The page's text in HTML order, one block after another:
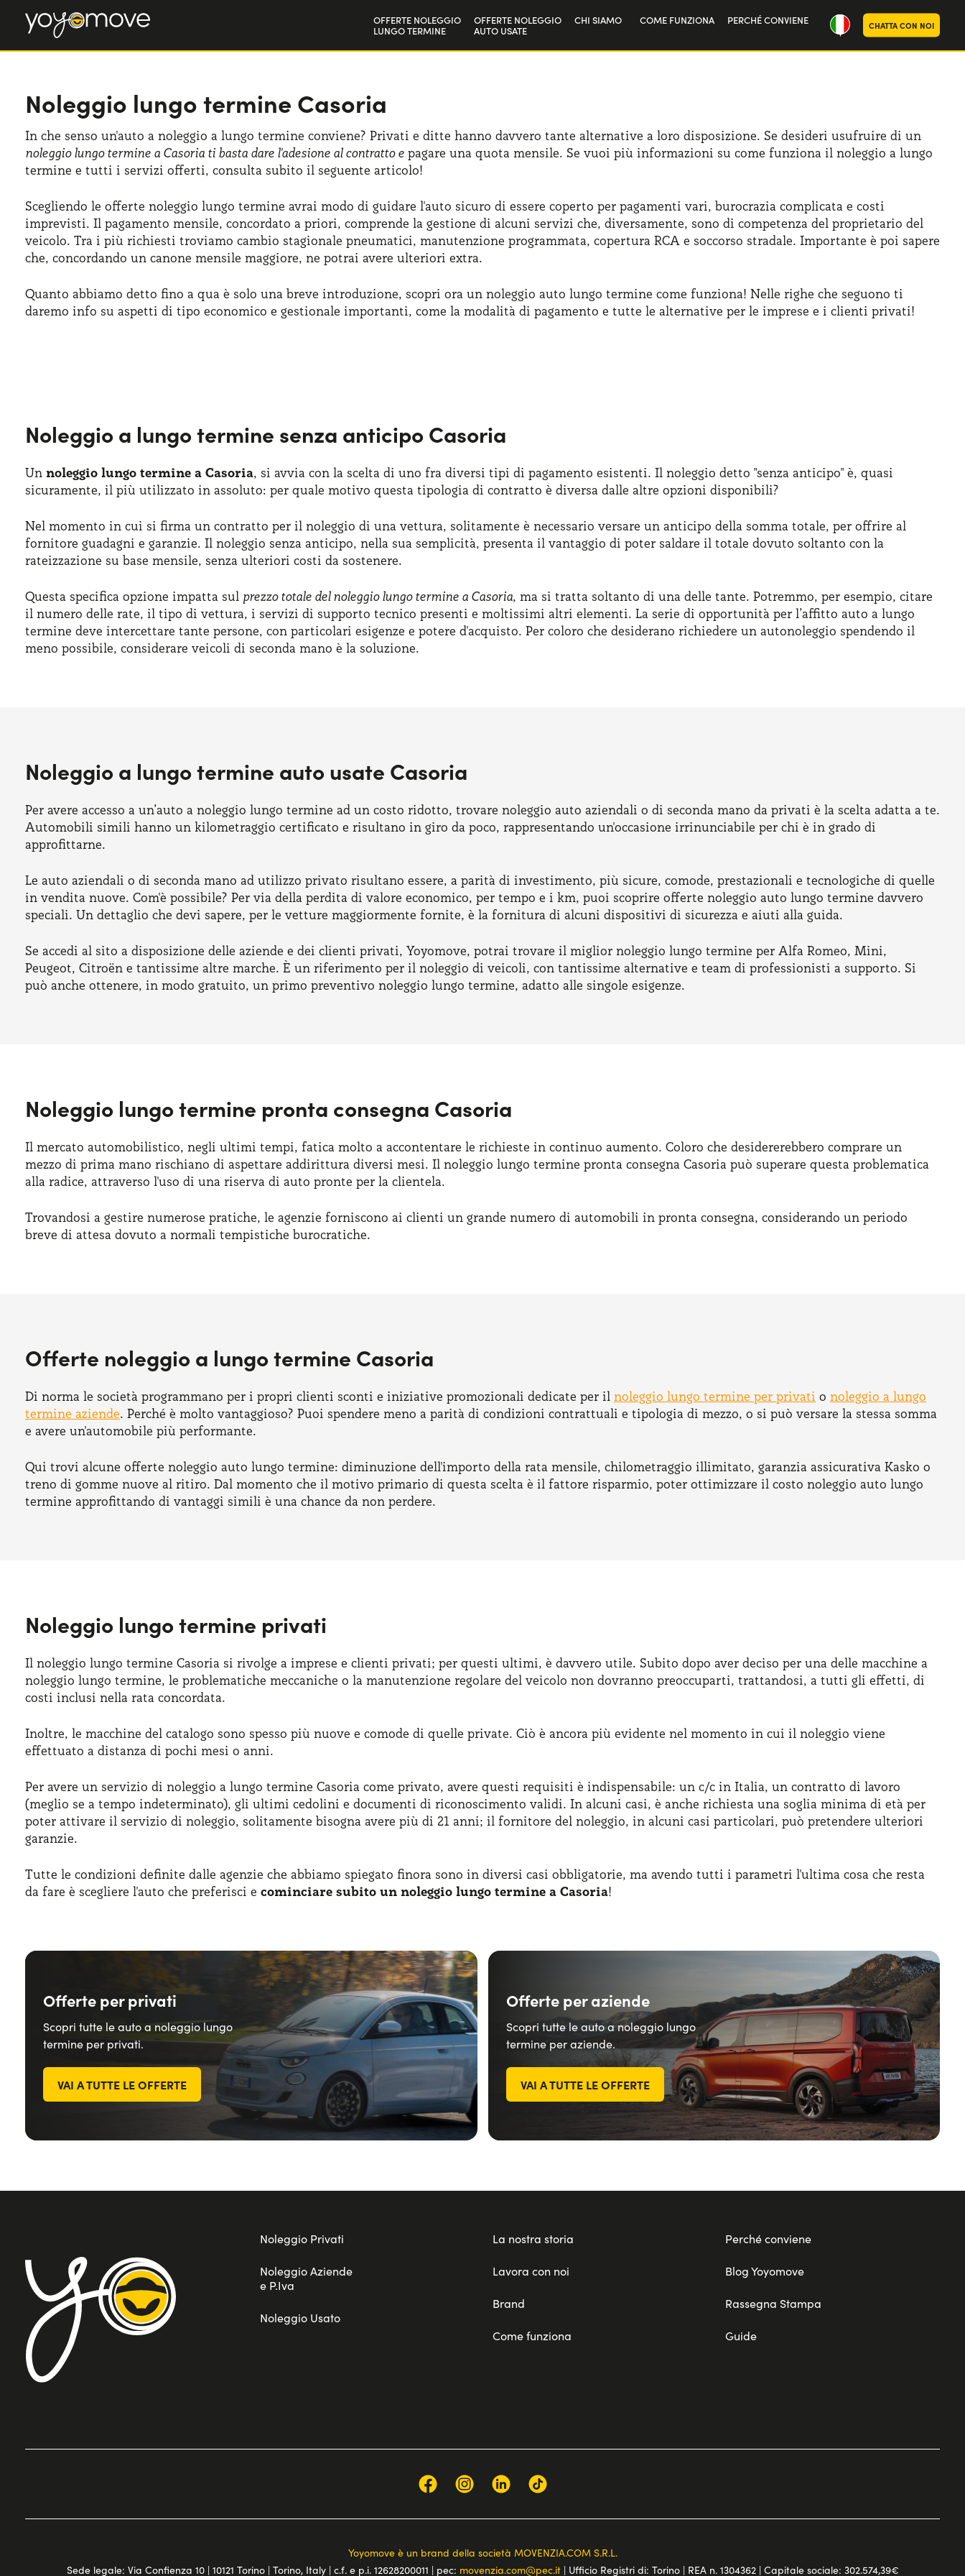
OFFERTE NOLEGGIO
LUNGO TERMINE
OFFERTE NOLEGGIO
AUTO USATE
CHI SIAMO COME FUNZIONA PERCHÉ CONVIENE CHATTA CON NOI
Noleggio lungo termine Casoria
In che senso un'auto a noleggio a lungo termine conviene? Privati e ditte hanno davvero tante alternative a loro disposizione. Se desideri usufruire di un
noleggio lungo termine a Casoria ti basta dare l'adesione al contratto e pagare una quota mensile. Se vuoi più informazioni su come funziona il noleggio a lungo
termine e tutti i servizi offerti, consulta subito il seguente articolo!
Scegliendo le offerte noleggio lungo termine avrai modo di guidare l'auto sicuro di essere coperto per pagamenti vari, burocrazia complicata e costi
imprevisti. Il pagamento mensile, concordato a priori, comprende la gestione di alcuni servizi che, diversamente, sono di competenza del proprietario del
veicolo. Tra i più richiesti troviamo cambio stagionale pneumatici, manutenzione programmata, copertura RCA e soccorso stradale. Importante è poi sapere
che, concordando un canone mensile maggiore, ne potrai avere ulteriori extra.
Quanto abbiamo detto fino a qua è solo una breve introduzione, scopri ora un noleggio auto lungo termine come funziona! Nelle righe che seguono ti
daremo info su aspetti di tipo economico e gestionale importanti, come la modalità di pagamento e tutte le alternative per le imprese e i clienti privati!
Noleggio a lungo termine senza anticipo Casoria
Un noleggio lungo termine a Casoria, si avvia con la scelta di uno fra diversi tipi di pagamento esistenti. Il noleggio detto "senza anticipo" è, quasi
sicuramente, il più utilizzato in assoluto: per quale motivo questa tipologia di contratto è diversa dalle altre opzioni disponibili?
Nel momento in cui si firma un contratto per il noleggio di una vettura, solitamente è necessario versare un anticipo della somma totale, per offrire al
fornitore guadagni e garanzie. Il noleggio senza anticipo, nella sua semplicità, presenta il vantaggio di poter saldare il totale dovuto soltanto con la
rateizzazione su base mensile, senza ulteriori costi da sostenere.
Questa specifica opzione impatta sul prezzo totale del noleggio lungo termine a Casoria, ma si tratta soltanto di una delle tante. Potremmo, per esempio, citare
il numero delle rate, il tipo di vettura, i servizi di supporto tecnico presenti e moltissimi altri elementi. La serie di opportunità per l’affitto auto a lungo
termine deve intercettare tante persone, con particolari esigenze e potere d'acquisto. Per coloro che desiderano richiedere un autonoleggio spendendo il
meno possibile, considerare veicoli di seconda mano è la soluzione.
Noleggio a lungo termine auto usate Casoria
Per avere accesso a un’auto a noleggio lungo termine ad un costo ridotto, trovare noleggio auto aziendali o di seconda mano da privati è la scelta adatta a te.
Automobili simili hanno un kilometraggio certificato e risultano in giro da poco, rappresentando un'occasione irrinunciabile per chi è in grado di
approfittarne.
Le auto aziendali o di seconda mano ad utilizzo privato risultano essere, a parità di investimento, più sicure, comode, prestazionali e tecnologiche di quelle
in vendita nuove. Com'è possibile? Per via della perdita di valore economico, per tempo e i km, puoi scoprire offerte noleggio auto lungo termine davvero
speciali. Un dettaglio che devi sapere, per le vetture maggiormente fornite, è la fornitura di alcuni dispositivi di sicurezza e aiuti alla guida.
Se accedi al sito a disposizione delle aziende e dei clienti privati, Yoyomove, potrai trovare il miglior noleggio lungo termine per Alfa Romeo, Mini,
Peugeot, Citroën e tantissime altre marche. È un riferimento per il noleggio di veicoli, con tantissime alternative e team di professionisti a supporto. Si
può anche ottenere, in modo gratuito, un primo preventivo noleggio lungo termine, adatto alle singole esigenze.
Noleggio lungo termine pronta consegna Casoria
Il mercato automobilistico, negli ultimi tempi, fatica molto a accontentare le richieste in continuo aumento. Coloro che desidererebbero comprare un
mezzo di prima mano rischiano di aspettare addirittura diversi mesi. Il noleggio lungo termine pronta consegna Casoria può superare questa problematica
alla radice, attraverso l'uso di una riserva di auto pronte per la clientela.
Trovandosi a gestire numerose pratiche, le agenzie forniscono ai clienti un grande numero di automobili in pronta consegna, considerando un periodo
breve di attesa dovuto a normali tempistiche burocratiche.
Offerte noleggio a lungo termine Casoria
Di norma le società programmano per i propri clienti sconti e iniziative promozionali dedicate per il noleggio lungo termine per privati o noleggio a lungo
termine aziende. Perché è molto vantaggioso? Puoi spendere meno a parità di condizioni contrattuali e tipologia di mezzo, o si può versare la stessa somma
e avere un'automobile più performante.
Qui trovi alcune offerte noleggio auto lungo termine: diminuzione dell'importo della rata mensile, chilometraggio illimitato, garanzia assicurativa Kasko o
treno di gomme nuove al ritiro. Dal momento che il motivo primario di questa scelta è il fattore risparmio, poter ottimizzare il costo noleggio auto lungo
termine approfittando di vantaggi simili è una chance da non perdere.
Noleggio lungo termine privati
Il noleggio lungo termine Casoria si rivolge a imprese e clienti privati; per questi ultimi, è davvero utile. Subito dopo aver deciso per una delle macchine a
noleggio lungo termine, le problematiche meccaniche o la manutenzione regolare del veicolo non dovranno preoccuparti, trattandosi, a tutti gli effetti, di
costi inclusi nella rata concordata.
Inoltre, le macchine del catalogo sono spesso più nuove e comode di quelle private. Ciò è ancora più evidente nel momento in cui il noleggio viene
effettuato a distanza di pochi mesi o anni.
Per avere un servizio di noleggio a lungo termine Casoria come privato, avere questi requisiti è indispensabile: un c/c in Italia, un contratto di lavoro
(meglio se a tempo indeterminato), gli ultimi cedolini e documenti di riconoscimento validi. In alcuni casi, è anche richiesta una soglia minima di età per
poter attivare il servizio di noleggio, solitamente bisogna avere più di 21 anni; il fornitore del noleggio, in alcuni casi particolari, può pretendere ulteriori
garanzie.
Tutte le condizioni definite dalle agenzie che abbiamo spiegato finora sono in diversi casi obbligatorie, ma avendo tutti i parametri l'ultima cosa che resta
da fare è scegliere l'auto che preferisci e cominciare subito un noleggio lungo termine a Casoria!
Offerte per privati
Scopri tutte le auto a noleggio lungo
termine per privati.
VAI A TUTTE LE OFFERTE
Offerte per aziende
Scopri tutte le auto a noleggio lungo
termine per aziende.
VAI A TUTTE LE OFFERTE
Noleggio Privati
Noleggio Aziende
e P.Iva
Noleggio Usato
La nostra storia
Lavora con noi
Brand
Come funziona
Perché conviene
Blog Yoyomove
Rassegna Stampa
Guide
Yoyomove è un brand della società MOVENZIA.COM S.R.L.
Sede legale: Via Confienza 10 | 10121 Torino | Torino, Italy | c.f. e p.i. 12628200011 | pec: movenzia.com@pec.it| Ufficio Registri di: Torino | REA n. 1304362 | Capitale sociale: 302.574,39€